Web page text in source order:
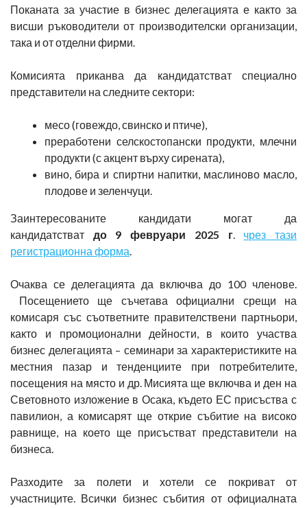
Поканата за участие в бизнес делегацията е както за
висши ръководители от производителски организации,
така и от отделни фирми.
Комисията приканва да кандидатстват специално
представители на следните сектори:
месо (говеждо, свинско и птиче),
преработени селскостопански продукти, млечни
продукти (с акцент върху сирената),
вино, бира и спиртни напитки, маслиново масло,
плодове и зеленчуци.
Заинтересованите кандидати могат да
кандидатстват до 9 февруари 2025 г. чрез тази
регистрационна форма
Очаква се делегацията да включва до 100 членове.
Посещението ще съчетава официални срещи на
комисаря със съответните правителствени партньори,
както и промоционални дейности, в които участва
бизнес делегацията – семинари за характеристиките на
местния пазар и тенденциите при потребителите,
посещения на място и др. Мисията ще включва и ден на
Световното изложение в Осака, където ЕС присъства с
павилион, а комисарят ще открие събитие на високо
равнище, на което ще присъстват представители на
бизнеса.
Разходите за полети и хотели се покриват от
участниците. Всички бизнес събития от официалната